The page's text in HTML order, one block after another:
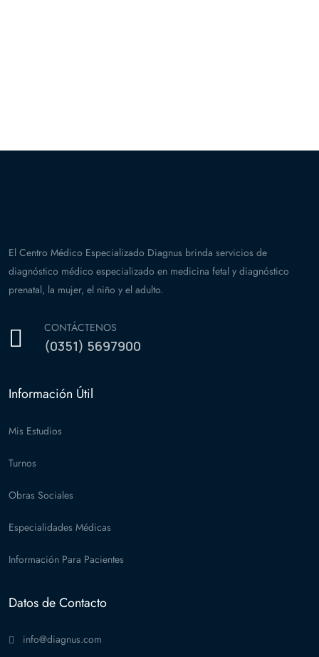
El Centro Médico Especializado Diagnus brinda servicios de
diagnóstico médico especializado en medicina fetal y diagnóstico
prenatal, la mujer, el niño y el adulto.
CONTÁCTENOS
(0351) 5697900
Información Útil
Mis Estudios
Turnos
Obras Sociales
Especialidades Médicas
Información Para Pacientes
Datos de Contacto
info@diagnus.com